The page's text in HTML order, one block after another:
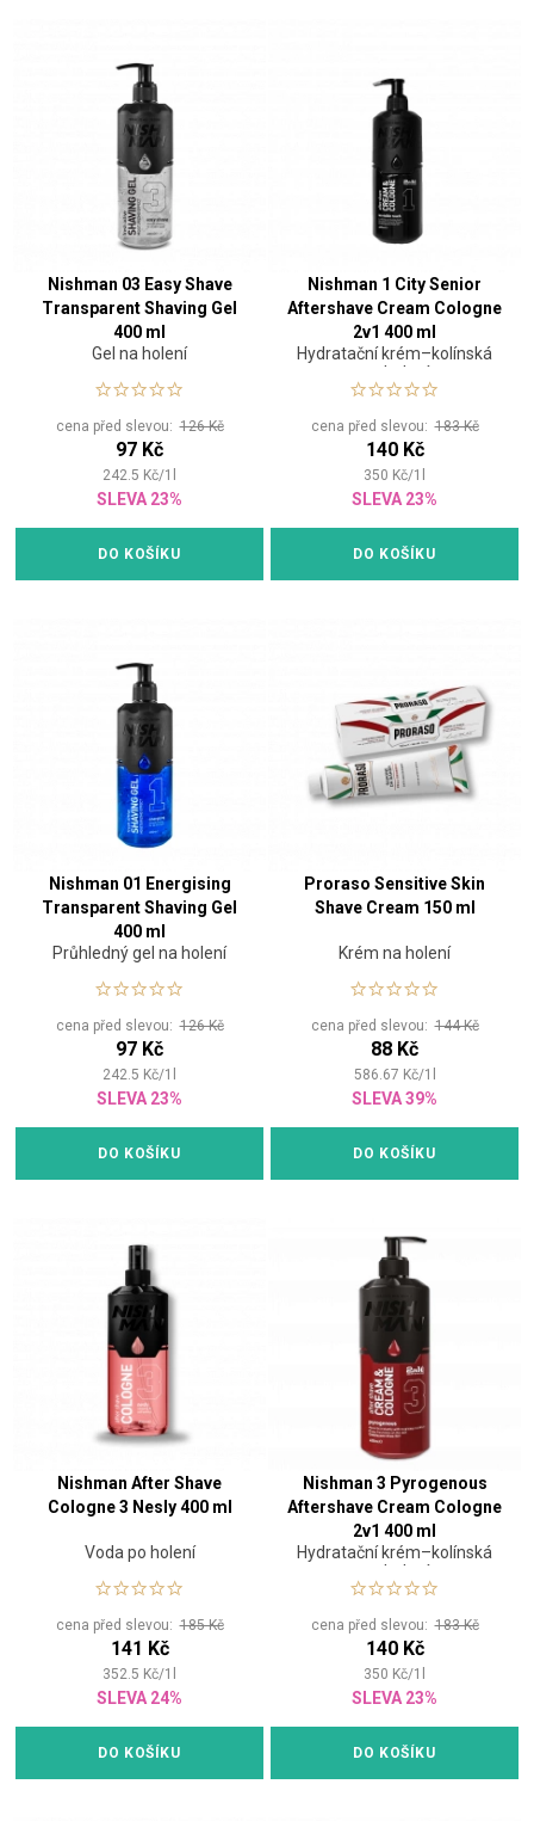
Nishman 03 Easy Shave
Transparent Shaving Gel
400 ml
Gel na holení
cena před slevou:126 Kč
97 Kč
242.5 Kč/1
SLEVA 23%
DO KOŠÍKU
Nishman 1 City Senior
Aftershave Cream Cologne
2v1 400 ml
Hydratační krém–kolínská
po holení
cena před slevou:183 Kč
140 Kč
350 Kč/1
SLEVA 23%
DO KOŠÍKU
Nishman 01 Energising
Transparent Shaving Gel
400 ml
Průhledný gel na holení
cena před slevou:126 Kč
97 Kč
242.5 Kč/1
SLEVA 23%
DO KOŠÍKU
Proraso Sensitive Skin
Shave Cream 150 ml
Krém na holení
cena před slevou:144 Kč
88 Kč
586.67 Kč/1
SLEVA 39%
DO KOŠÍKU
Nishman After Shave
Cologne 3 Nesly 400 ml
Voda po holení
cena před slevou:185 Kč
141 Kč
352.5 Kč/1
SLEVA 24%
DO KOŠÍKU
Nishman 3 Pyrogenous
Aftershave Cream Cologne
2v1 400 ml
Hydratační krém–kolínská
po holení
cena před slevou:183 Kč
140 Kč
350 Kč/1
SLEVA 23%
DO KOŠÍKU